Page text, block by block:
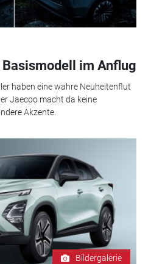
im Anflug
haben eine wahre Neuheitenflut
Jaecoo macht da keine
Akzente.
Bildergalerie